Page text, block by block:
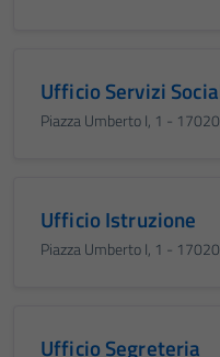
Ufficio Servizi
Piazza Umberto I, 1 -
Ufficio Istruzione
Piazza Umberto I, 1 -
Ufficio Segreteria